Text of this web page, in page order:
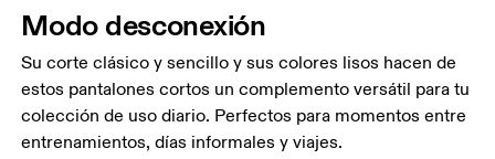
Modo desconexión
Su corte clásico y sencillo y sus colores lisos hacen de
estos pantalones cortos un complemento versátil para tu
colección de uso diario. Perfectos para momentos entre
entrenamientos, días informales y viajes.